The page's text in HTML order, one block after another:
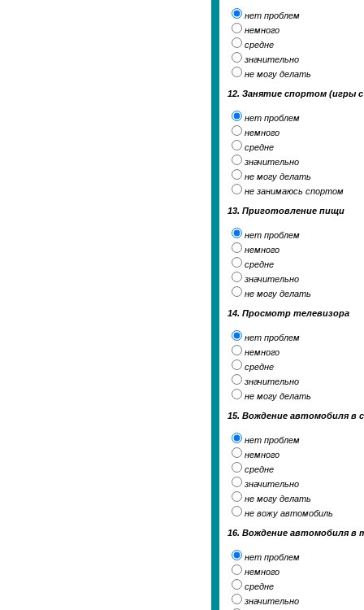
нет проблем
немного
средне
значительно
не могу делать
12. Занятие спортом (игры
нет проблем
немного
средне
значительно
не могу делать
не занимаюсь спортом
13. Приготовление пищи
нет проблем
немного
средне
значительно
не могу делать
14. Просмотр телевизора
нет проблем
немного
средне
значительно
не могу делать
15. Вождение автомобиля в
нет проблем
немного
средне
значительно
не могу делать
не вожу автомобиль
16. Вождение автомобиля в
нет проблем
немного
средне
значительно